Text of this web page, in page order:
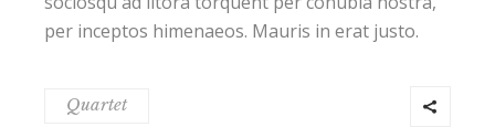
per inceptos himenaeos. Mauris in erat justo.
Quartet